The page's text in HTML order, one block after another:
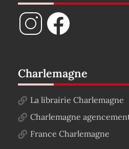
Charlemagne
La librairie Charlemagne
Charlemagne
France Charlemagne